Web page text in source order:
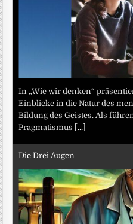
In „Wie wir denken“
Einblicke in die Natur des
Bildung des Geistes. Als
Pragmatismus [...]
Die Drei Augen